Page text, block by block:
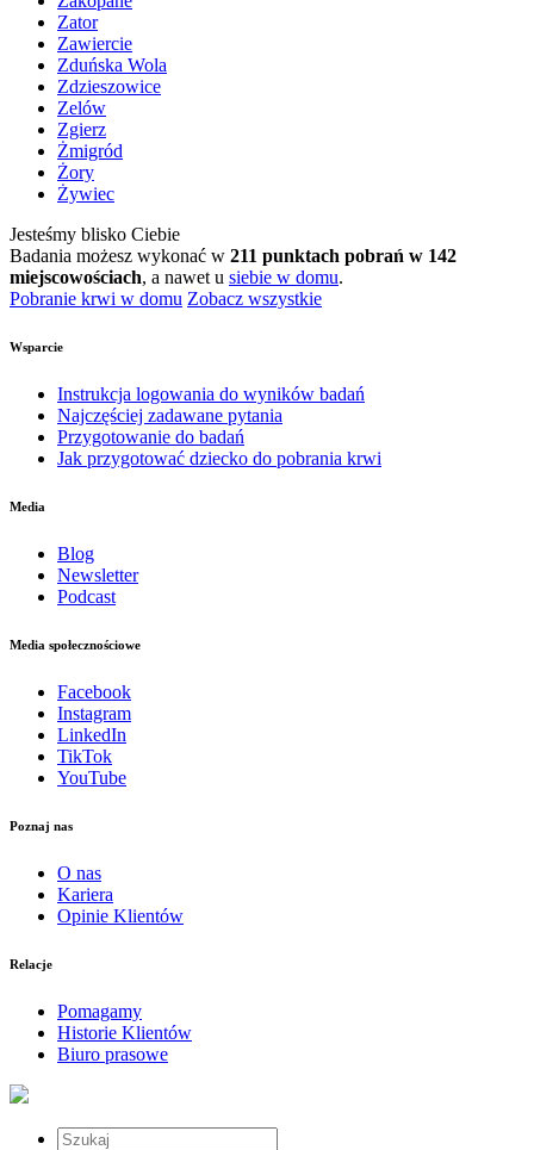
Zator
Zawiercie
Zduńska Wola
Zdzieszowice
Zelów
Zgierz
Żmigród
Żory
Żywiec
Jesteśmy blisko Ciebie
Badania możesz wykonać w 211 punktach pobrań w 142
miejscowościach, a nawet u siebie w domu.
Pobranie krwi w domu Zobacz wszystkie
Wsparcie
Instrukcja logowania do wyników badań
Najczęściej zadawane pytania
Przygotowanie do badań
Jak przygotować dziecko do pobrania krwi
Media
Blog
Newsletter
Podcast
Media społecznościowe
Facebook
Instagram
LinkedIn
TikTok
YouTube
Poznaj nas
O nas
Kariera
Opinie Klientów
Relacje
Pomagamy
Historie Klientów
Biuro prasowe